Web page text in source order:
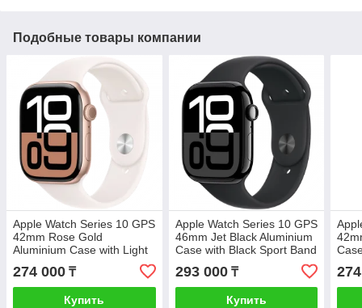
Подобные товары компании
Apple Watch Series 10 GPS
42mm Rose Gold
Aluminium Case with Light
Blush Sport Band -
S/M,Model A2997
(MWWH3QI/A)
274 000 ₸
Купить
Apple Watch Series 10 GPS
46mm Jet Black Aluminium
Case with Black Sport Band
- S/M,Model A2999
(MWWP3QI/A)
293 000₸
Купить